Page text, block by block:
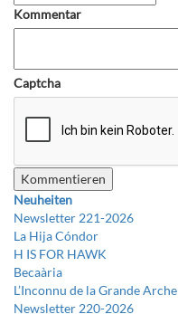
Kommentar
Captcha
Neuheiten
Newsletter 221-2026
La Hija Cóndor
H IS FOR HAWK
Becaària
L’Inconnu de la Grande Arche
Newsletter 220-2026